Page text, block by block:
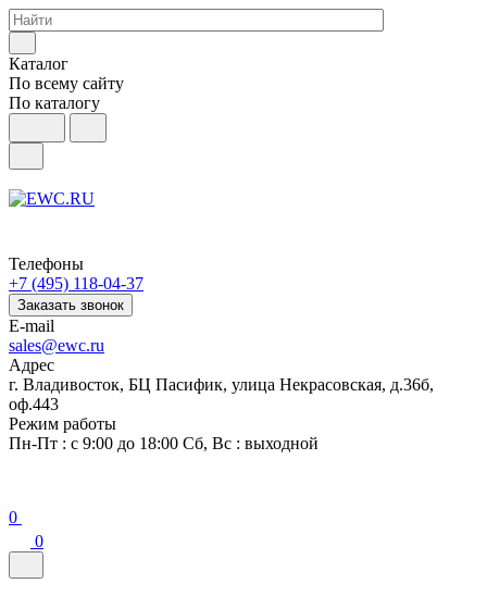
Каталог
По всему сайту
По каталогу
Телефоны
+7 (495) 118-04-37
Заказать звонок
E-mail
sales@ewc.ru
Адрес
г. Владивосток, БЦ Пасифик, улица Некрасовская, д.36б,
оф.443
Режим работы
Пн-Пт : с 9:00 до 18:00 Сб, Вс : выходной
0
0